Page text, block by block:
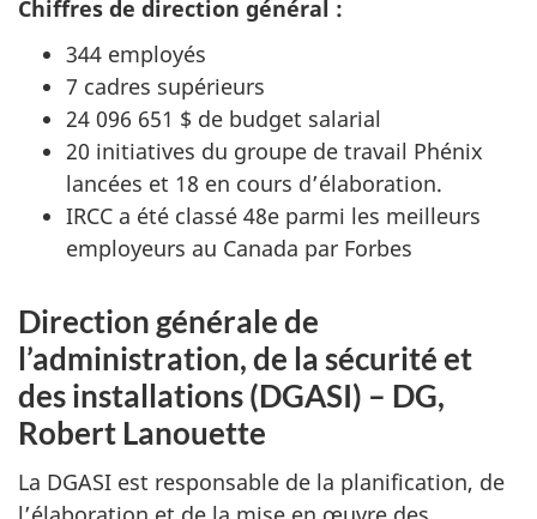
Chiffres de direction général :
344 employés
7 cadres supérieurs
24 096 651 $ de budget salarial
20 initiatives du groupe de travail Phénix
lancées et 18 en cours d’élaboration.
IRCC a été classé 48e parmi les meilleurs
employeurs au Canada par Forbes
Direction générale de
l’administration, de la sécurité et
des installations (DGASI) – DG,
Robert Lanouette
La DGASI est responsable de la planification, de